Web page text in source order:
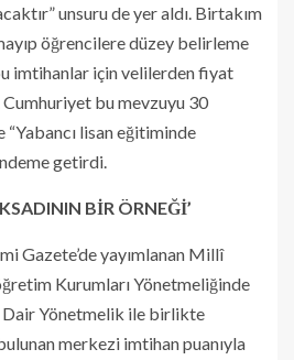
unsuru de yer aldı. Birtakım
öğrencilere düzey belirleme
imtihanlar için velilerden fiyat
bu mevzuyu 30
lisan eğitiminde
getirdi.
BİR ÖRNEĞİ’
Gazete’de yayımlanan Millî
Kurumları Yönetmeliğinde
Dair Yönetmelik ile birlikte
merkezi imtihan puanıyla